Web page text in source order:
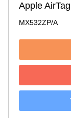
Apple AirTag
MX532ZP/A